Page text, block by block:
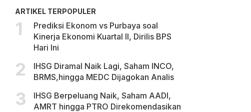
ARTIKEL TERPOPULER
Prediksi Ekonom vs Purbaya soal
Kinerja Ekonomi Kuartal II, Dirilis BPS
Hari Ini
IHSG Diramal Naik Lagi, Saham INCO,
BRMS,hingga MEDC Dijagokan Analis
IHSG Berpeluang Naik, Saham AADI,
AMRT hingga PTRO Direkomendasikan